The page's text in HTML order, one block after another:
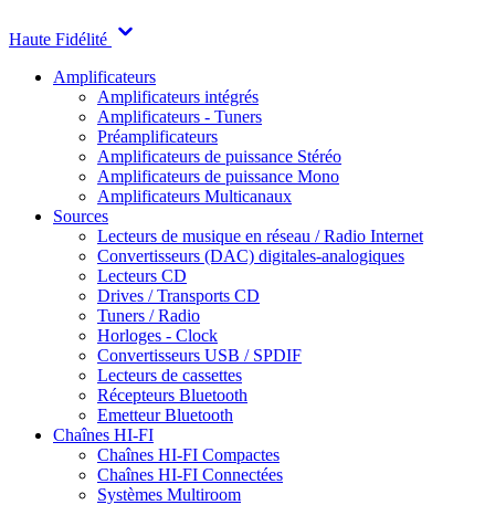
Haute Fidélité
Amplificateurs
Amplificateurs intégrés
Amplificateurs - Tuners
Préamplificateurs
Amplificateurs de puissance Stéréo
Amplificateurs de puissance Mono
Amplificateurs Multicanaux
Sources
Lecteurs de musique en réseau / Radio Internet
Convertisseurs (DAC) digitales-analogiques
Lecteurs CD
Drives / Transports CD
Tuners / Radio
Horloges - Clock
Convertisseurs USB / SPDIF
Lecteurs de cassettes
Récepteurs Bluetooth
Emetteur Bluetooth
Chaînes HI-FI
Chaînes HI-FI Compactes
Chaînes HI-FI Connectées
Systèmes Multiroom